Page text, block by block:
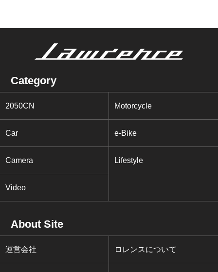
Category
2050CN Motorcycle
Car e-Bike
Camera Lifestyle
Video
About Site
運営会社 ロレンスについて